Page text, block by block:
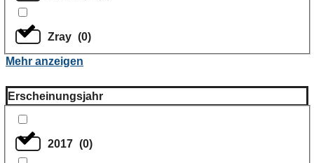
Zray (0)
Mehr anzeigen
Erscheinungsjahr
2017 (0)